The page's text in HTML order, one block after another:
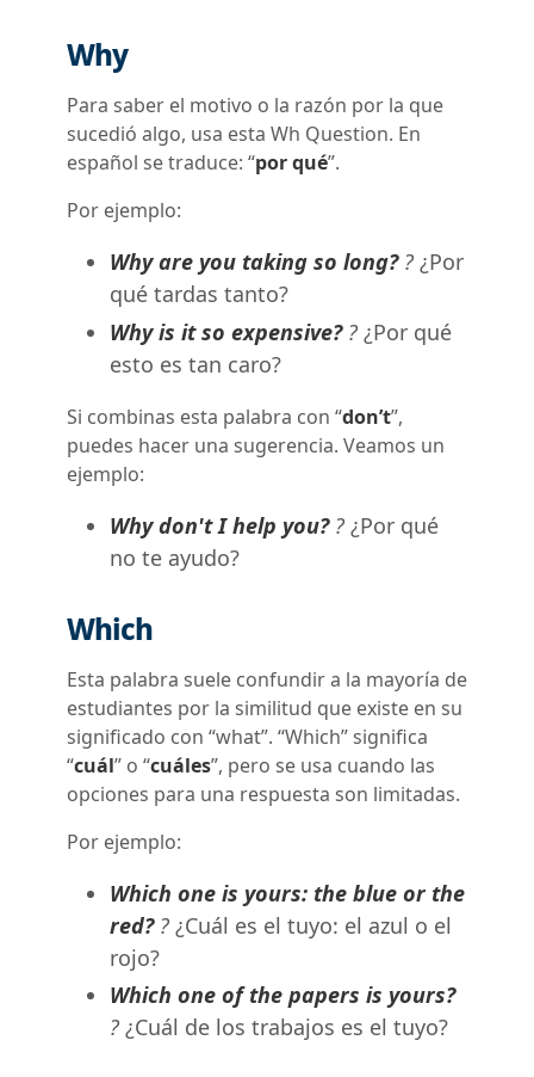
Why
Para saber el motivo o la razón por la que
sucedió algo, usa esta Wh Question. En
español se traduce: “por qué”.
Por ejemplo:
Why are you taking so long?? ¿Por
qué tardas tanto?
Why is it so expensive?? ¿Por qué
esto es tan caro?
Si combinas esta palabra con “don’t”,
puedes hacer una sugerencia. Veamos un
ejemplo:
Why don't I help you?? ¿Por qué
no te ayudo?
Which
Esta palabra suele confundir a la mayoría de
estudiantes por la similitud que existe en su
significado con “what”. “Which” significa
“cuál” o “cuáles”, pero se usa cuando las
opciones para una respuesta son limitadas.
Por ejemplo:
Which one is yours: the blue or the
red?? ¿Cuál es el tuyo: el azul o el
rojo?
Which one of the papers is yours?
? ¿Cuál de los trabajos es el tuyo?